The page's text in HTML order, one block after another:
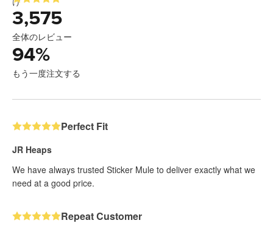
3,575
全体のレビュー
94%
もう一度注文する
Perfect Fit
JR Heaps
We have always trusted Sticker Mule to deliver exactly what we
need at a good price.
Repeat Customer